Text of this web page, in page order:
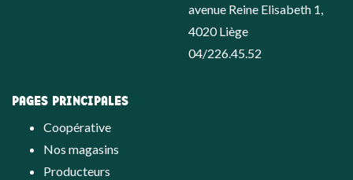
avenue Reine Elisabeth 1,
4020 Liège
04/226.45.52
PAGES PRINCIPALES
Coopérative
Nos magasins
Producteurs